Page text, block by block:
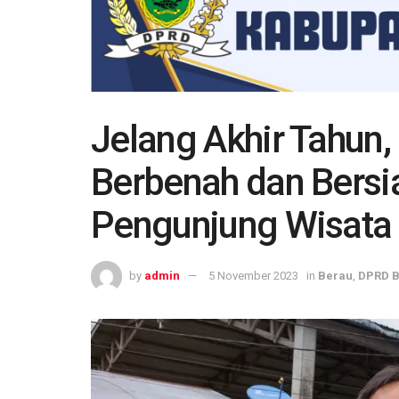
Jelang Akhir
Berbenah dan
Pengunjung Wisata
by admin 5 November 2023 in Berau, DPRD